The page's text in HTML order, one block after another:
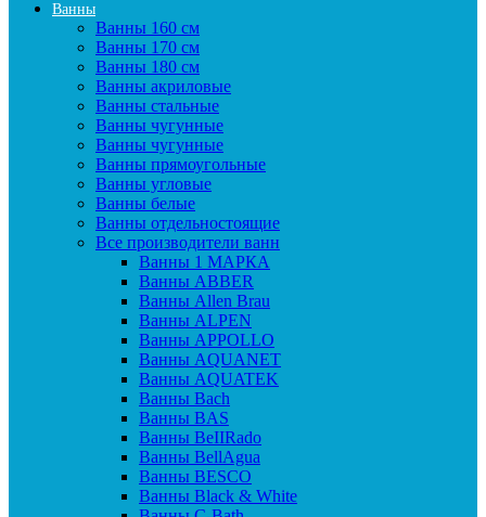
Ванны
Ванны 160 см
Ванны 170 см
Ванны 180 см
Ванны акриловые
Ванны стальные
Ванны чугунные
Ванны чугунные
Ванны прямоугольные
Ванны угловые
Ванны белые
Ванны отдельностоящие
Все производители ванн
Ванны 1 МАРКА
Ванны ABBER
Ванны Allen Brau
Ванны ALPEN
Ванны APPOLLO
Ванны AQUANET
Ванны AQUATEK
Ванны Bach
Ванны BAS
Ванны BeIIRado
Ванны BellAgua
Ванны BESCO
Ванны Black & White